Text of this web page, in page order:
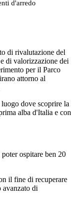
d'arredo
di rivalutazione del
di valorizzazione dei
per il Parco
attorno al
dove scoprire la
alba d'Italia e con
ospitare ben 20
il fine di recuperare
avanzato di